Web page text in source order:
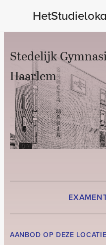
Stedelijk
Haarlem
AANBOD OP DEZE LOCATIE